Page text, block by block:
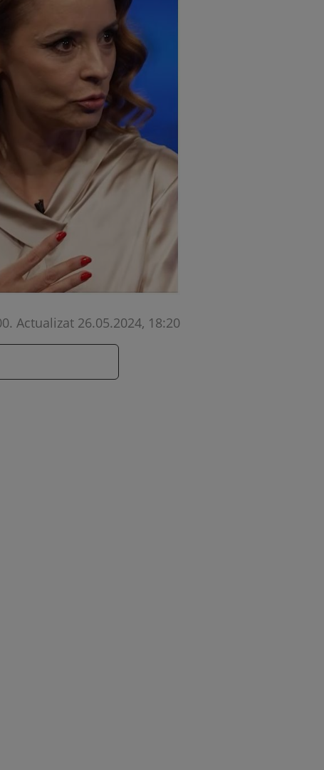
. Actualizat 26.05.2024, 18:20